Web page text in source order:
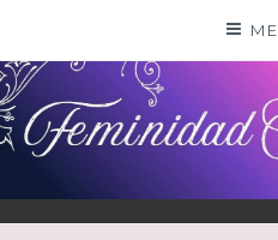
contenido